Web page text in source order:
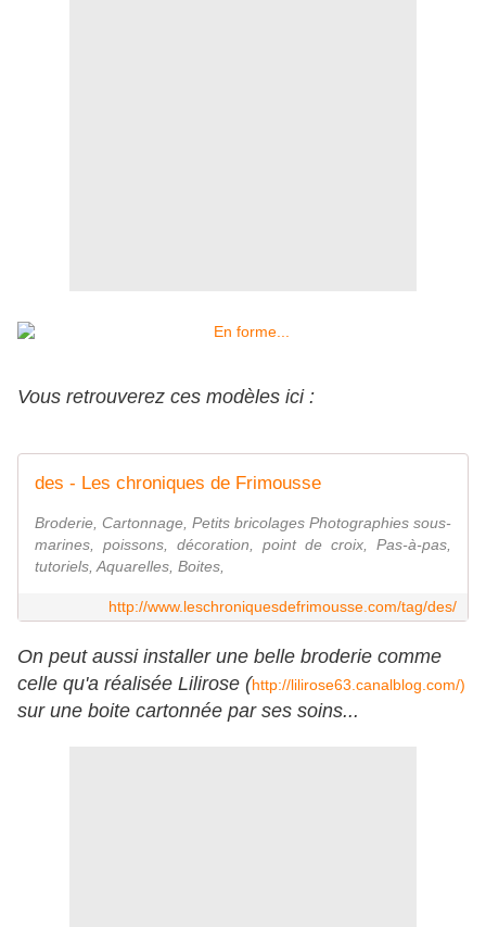
Vous retrouverez ces modèles ici :
des - Les chroniques de Frimousse
Broderie, Cartonnage, Petits bricolages Photographies sous-
marines, poissons, décoration, point de croix, Pas-à-pas,
tutoriels, Aquarelles, Boites,
http://www.leschroniquesdefrimousse.com/tag/des/
On peut aussi installer une belle broderie comme
celle qu'a réalisée Lilirose (http://lilirose63.canalblog.com/)
sur une boite cartonnée par ses soins...